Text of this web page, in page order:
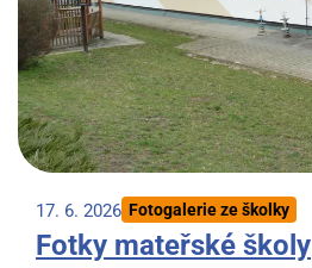
17. 6. 2026 Fotogalerie ze školky
Fotky mateřské školy